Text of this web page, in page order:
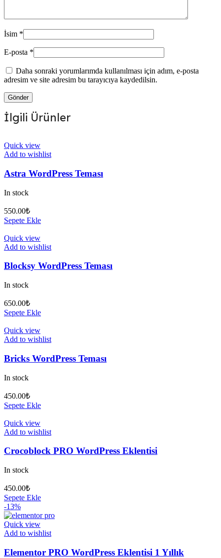
İsim *
E-posta *
Daha sonraki yorumlarımda kullanılması için adım, e-posta
adresim ve site adresim bu tarayıcıya kaydedilsin.
İlgili Ürünler
Quick view
Add to wishlist
Astra WordPress Teması
In stock
550.00₺
Sepete Ekle
Quick view
Add to wishlist
Blocksy WordPress Teması
In stock
650.00₺
Sepete Ekle
Quick view
Add to wishlist
Bricks WordPress Teması
In stock
450.00₺
Sepete Ekle
Quick view
Add to wishlist
Crocoblock PRO WordPress Eklentisi
In stock
450.00₺
Sepete Ekle
-13%
Quick view
Add to wishlist
Elementor PRO WordPress Eklentisi 1 Yıllık